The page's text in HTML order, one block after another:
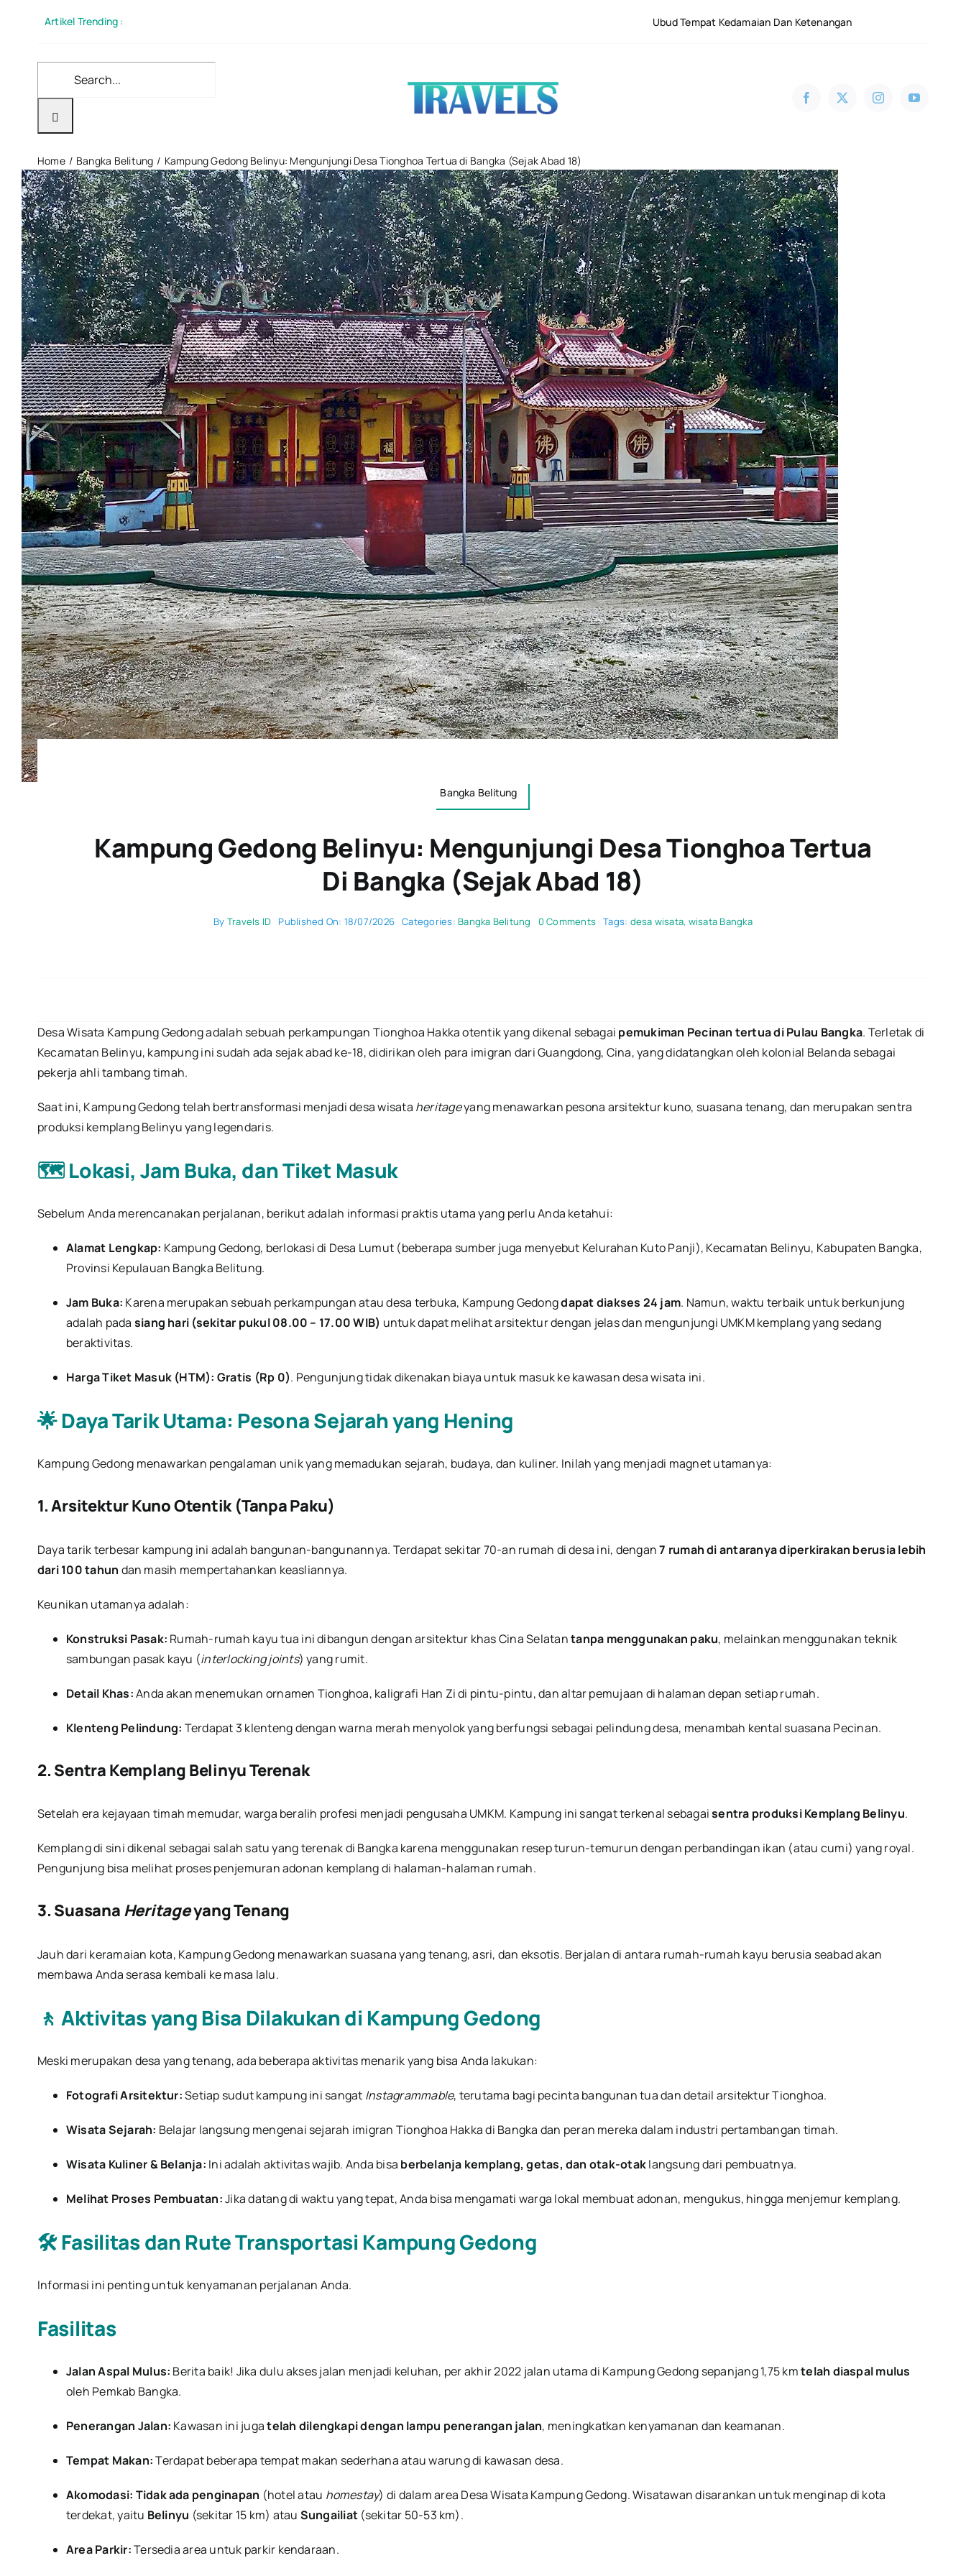
Artikel Trending : Ubud Tempat Kedamaian Dan Ketenangan Harga Tiket Masuk
Home Bangka Belitung Kampung Gedong Belinyu: Mengunjungi Desa Tionghoa Tertua di Bangka (Sejak Abad 18)
Bangka Belitung
Kampung Gedong Belinyu: Mengunjungi Desa Tionghoa Tertua
Di Bangka (Sejak Abad 18)
By Travels ID Published On: 18/07/2026 Categories:Bangka Belitung 0 Commentson
Bangka
(Sejak
Abad
Tags: desa wisata, wisata Bangka
Desa Wisata Kampung Gedong adalah sebuah perkampungan Tionghoa Hakka otentik yang dikenal sebagai pemukiman Pecinan tertua di Pulau Bangka. Terletak di
Kecamatan Belinyu, kampung ini sudah ada sejak abad ke-18, didirikan oleh para imigran dari Guangdong, Cina, yang didatangkan oleh kolonial Belanda sebagai
pekerja ahli tambang timah.
Saat ini, Kampung Gedong telah bertransformasi menjadi desa wisata heritageyang menawarkan pesona arsitektur kuno, suasana tenang, dan merupakan sentra
produksi kemplang Belinyu yang legendaris.
🗺️ Lokasi, Jam Buka, dan Tiket Masuk
Sebelum Anda merencanakan perjalanan, berikut adalah informasi praktis utama yang perlu Anda ketahui:
Alamat Lengkap: Kampung Gedong, berlokasi di Desa Lumut (beberapa sumber juga menyebut Kelurahan Kuto Panji), Kecamatan Belinyu, Kabupaten Bangka,
Provinsi Kepulauan Bangka Belitung.
Jam Buka: Karena merupakan sebuah perkampungan atau desa terbuka, Kampung Gedongdapat diakses 24 jam. Namun, waktu terbaik untuk berkunjung
adalah pada siang hari (sekitar pukul 08.00 – 17.00 WIB) untuk dapat melihat arsitektur dengan jelas dan mengunjungi UMKM kemplang yang sedang
beraktivitas.
Harga Tiket Masuk (HTM): Gratis (Rp 0). Pengunjung tidak dikenakan biaya untuk masuk ke kawasan desa wisata ini.
🌟 Daya Tarik Utama: Pesona Sejarah yang Hening
Kampung Gedong menawarkan pengalaman unik yang memadukan sejarah, budaya, dan kuliner. Inilah yang menjadi magnet utamanya:
1. Arsitektur Kuno Otentik (Tanpa Paku)
Daya tarik terbesar kampung ini adalah bangunan-bangunannya. Terdapat sekitar 70-an rumah di desa ini, dengan7 rumah di antaranya diperkirakan berusia lebih
dari 100 tahun dan masih mempertahankan keasliannya.
Keunikan utamanya adalah:
Konstruksi Pasak: Rumah-rumah kayu tua ini dibangun dengan arsitektur khas Cina Selatantanpa menggunakan paku, melainkan menggunakan teknik
sambungan pasak kayu (interlocking joints) yang rumit.
Detail Khas:Anda akan menemukan ornamen Tionghoa, kaligrafi Han Zi di pintu-pintu, dan altar pemujaan di halaman depan setiap rumah.
Klenteng Pelindung: Terdapat 3 klenteng dengan warna merah menyolok yang berfungsi sebagai pelindung desa, menambah kental suasana Pecinan.
2. Sentra Kemplang Belinyu Terenak
Setelah era kejayaan timah memudar, warga beralih profesi menjadi pengusaha UMKM. Kampung ini sangat terkenal sebagaisentra produksi Kemplang Belinyu.
Kemplang di sini dikenal sebagai salah satu yang terenak di Bangka karena menggunakan resep turun-temurun dengan perbandingan ikan (atau cumi) yang royal.
Pengunjung bisa melihat proses penjemuran adonan kemplang di halaman-halaman rumah.
3. Suasana Heritageyang Tenang
Jauh dari keramaian kota, Kampung Gedong menawarkan suasana yang tenang, asri, dan eksotis. Berjalan di antara rumah-rumah kayu berusia seabad akan
membawa Anda serasa kembali ke masa lalu.
🚶 Aktivitas yang Bisa Dilakukan di Kampung Gedong
Meski merupakan desa yang tenang, ada beberapa aktivitas menarik yang bisa Anda lakukan:
Fotografi Arsitektur:Setiap sudut kampung ini sangat Instagrammable, terutama bagi pecinta bangunan tua dan detail arsitektur Tionghoa.
Wisata Sejarah: Belajar langsung mengenai sejarah imigran Tionghoa Hakka di Bangka dan peran mereka dalam industri pertambangan timah.
Wisata Kuliner & Belanja: Ini adalah aktivitas wajib. Anda bisa berbelanja kemplang, getas, dan otak-otaklangsung dari pembuatnya.
Melihat Proses Pembuatan:Jika datang di waktu yang tepat, Anda bisa mengamati warga lokal membuat adonan, mengukus, hingga menjemur kemplang.
🛠️ Fasilitas dan Rute Transportasi Kampung Gedong
Informasi ini penting untuk kenyamanan perjalanan Anda.
Fasilitas
Jalan Aspal Mulus: Berita baik! Jika dulu akses jalan menjadi keluhan, per akhir 2022 jalan utama di Kampung Gedong sepanjang 1,75 kmtelah diaspal mulus
oleh Pemkab Bangka.
Penerangan Jalan: Kawasan ini jugatelah dilengkapi dengan lampu penerangan jalan, meningkatkan kenyamanan dan keamanan.
Tempat Makan:Terdapat beberapa tempat makan sederhana atau warung di kawasan desa.
Akomodasi: Tidak ada penginapan (hotel atau homestay) di dalam area Desa Wisata Kampung Gedong. Wisatawan disarankan untuk menginap di kota
terdekat, yaitu Belinyu (sekitar 15 km) atau Sungailiat (sekitar 50-53 km).
Area Parkir:Tersedia area untuk parkir kendaraan.